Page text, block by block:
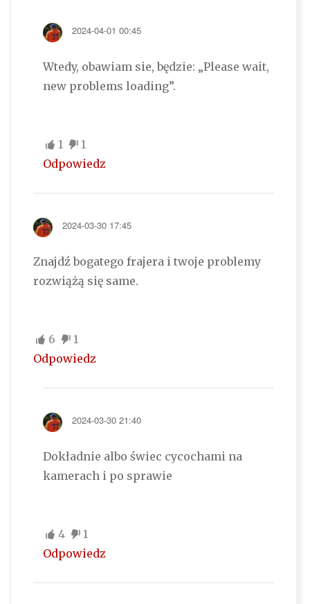
2024-04-01 00:45
Wtedy, obawiam sie, będzie: „Please wait,
new problems loading”.
1
1
Odpowiedz
2024-03-30 17:45
Znajdź bogatego frajera i twoje problemy
rozwiążą się same.
6
1
Odpowiedz
2024-03-30 21:40
Dokładnie albo świec cycochami na
kamerach i po sprawie
4
1
Odpowiedz